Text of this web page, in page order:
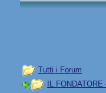
Tutti i Forum
IL